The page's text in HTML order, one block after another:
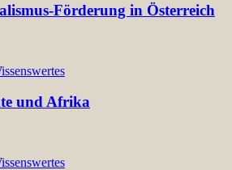
Förderung in Österreich
und Afrika